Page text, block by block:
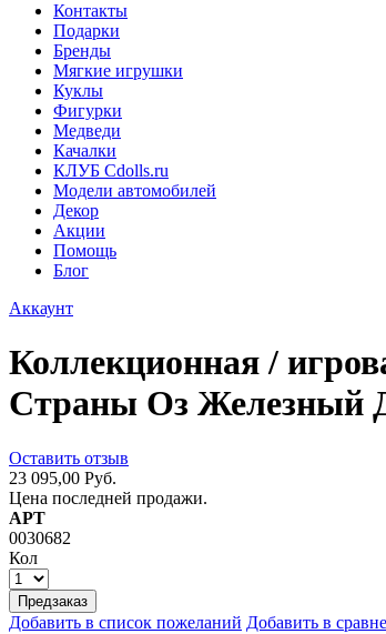
Контакты
Подарки
Бренды
Мягкие игрушки
Куклы
Фигурки
Медведи
Качалки
КЛУБ Cdolls.ru
Модели автомобилей
Декор
Акции
Помощь
Блог
Аккаунт
Коллекционная /
Страны Оз Железный
Оставить отзыв
23 095,00 Руб.
Цена последней продажи.
АРТ
0030682
Кол
Предзаказ
Добавить в список пожеланий Добавить в